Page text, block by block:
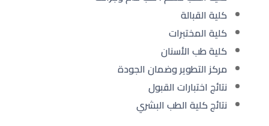
كلية القبالة
كلية المختبرات
كلية طب الأسنان
مركز التطوير وضمان الجودة
نتائج اختبارات القبول
نتائج كلية الطب البشري